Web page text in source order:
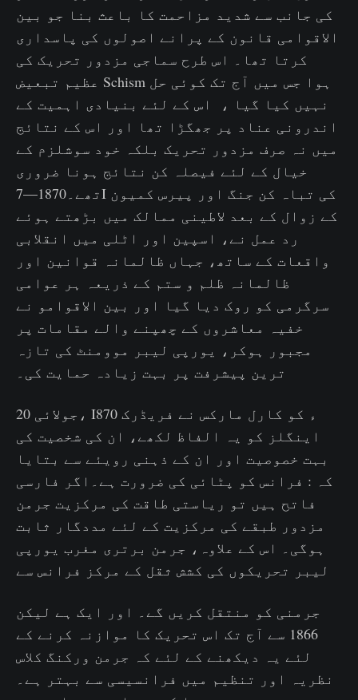
کی جانب سے شدید مزاحمت کا باعث بنا جو بین
الاقوامی قانون کے پرانے اصولوں کی پاسداری
کرتا تھا۔ اس طرح سماجی مزدور تحریک کی
عظیم تبعیض Schism ہوا جس میں آج تک کوئی حل
نہیں کیا گیا ، اس کے لئے بنیادی اہمیت کے
اندرونی عناد پر جھگڑا تھا اور اس کے نتائج
میں نہ صرف مزدور تحریک بلکہ خود سوشلزم کے
خیال کے لئے فیصلہ کن نتائج ہونا ضروری
تھے۔1870—7I کی تباہ کن جنگ اور پیرس کمیون
کے زوال کے بعد لاطینی ممالک میں بڑھتے ہوئے
رد عمل نے، اسپین اور اٹلی میں انقلابی
واقعات کے ساتھ، جہاں ظالمانہ قوانین اور
ظالمانہ ظلم و ستم کے ذریعہ ہر عوامی
سرگرمی کو روک دیا گیا اور بین الاقوامو نے
خفیہ معاشروں کے چھپنے والے مقامات پر
مجبور ہوکر، یورپی لیبر موومنٹ کی تازہ
ترین پیشرفت پر بہت زیادہ حمایت کی۔
20 جولائی، I870 ء کو کارل مارکس نے فریڈرک
اینگلز کو یہ الفاظ لکھے، ان کی شخصیت کی
بہت خصوصیت اور ان کے ذہنی رویئے سے بتایا
کہ : فرانس کو پٹائی کی ضرورت ہے۔اگر فارسی
فاتح ہیں تو ریاستی طاقت کی مرکزیت جرمن
مزدور طبقے کی مرکزیت کے لئے مددگار ثابت
ہوگی۔ اس کے علاوہ، جرمن برتری مغرب یورپی
لیبر تحریکوں کی کشش ثقل کے مرکز فرانس سے
جرمنی کو منتقل کریں گے۔ اور ایک ہے لیکن
1866 سے آج تک اس تحریک کا موازنہ کرنے کے
لئے یہ دیکھنے کے لئے کہ جرمن ورکنگ کلاس
نظریہ اور تنظیم میں فرانسیسی سے بہتر ہے۔